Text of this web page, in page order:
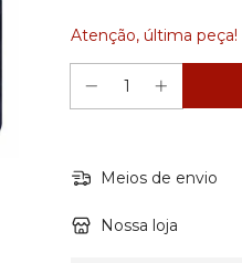
Atenção, última peça!
Meios de envio
Nossa loja